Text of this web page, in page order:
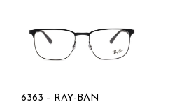
6363 – RAY-BAN